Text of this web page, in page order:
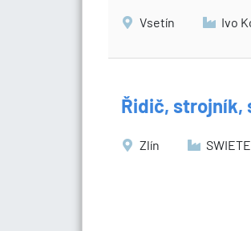
Vsetín Ivo
Řidič, strojník,
Zlín